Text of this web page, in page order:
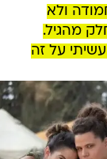
ולא
מהגיל.
על זה